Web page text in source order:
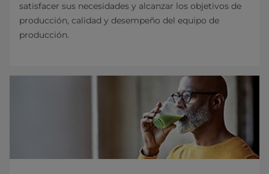
satisfacer sus necesidades y alcanzar los objetivos de
producción, calidad y desempeño del equipo de
producción.